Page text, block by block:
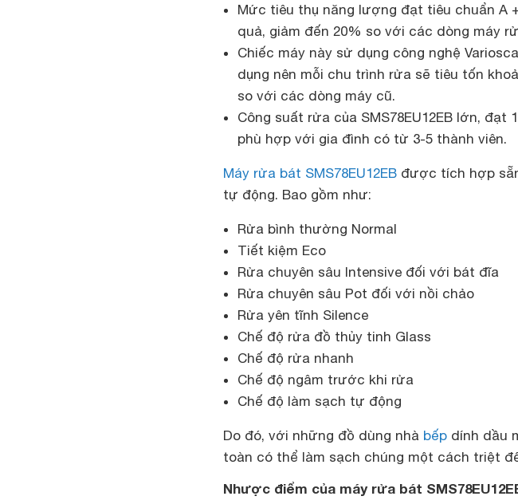
Mức tiêu thụ năng lượng đạt tiêu chuẩn A
quả, giảm đến 20% so với các dòng máy
Chiếc máy này sử dụng công nghệ
dụng nên mỗi chu trình rửa sẽ tiêu tốn
so với các dòng máy cũ.
Công suất rửa của SMS78EU12EB lớn, đạt
phù hợp với gia đình có từ 3-5 thành viên.
Máy rửa bát SMS78EU12EB được tích hợp
tự động. Bao gồm như:
Rửa bình thường Normal
Tiết kiệm Eco
Rửa chuyên sâu Intensive đối với bát đĩa
Rửa chuyên sâu Pot đối với nồi chảo
Rửa yên tĩnh Silence
Chế độ rửa đồ thủy tinh Glass
Chế độ rửa nhanh
Chế độ ngâm trước khi rửa
Chế độ làm sạch tự động
Do đó, với những đồ dùng nhà bếp dính dầu
toàn có thể làm sạch chúng một cách triệt
Nhược điểm của máy rửa bát